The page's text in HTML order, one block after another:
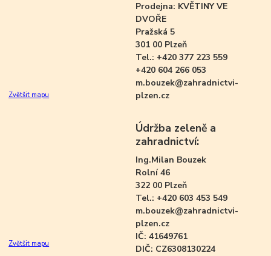
Zvětšit mapu
Prodejna: KVĚTINY VE
DVOŘE
Pražská 5
301 00 Plzeň
Tel.: +420 377 223 559
+420 604 266 053
m.bouzek@zahradnictvi-
plzen.cz
Zvětšit mapu
Údržba zeleně a
zahradnictví:
Ing.Milan Bouzek
Rolní 46
322 00 Plzeň
Tel.: +420 603 453 549
m.bouzek@zahradnictvi-
plzen.cz
IČ: 41649761
DIČ: CZ6308130224